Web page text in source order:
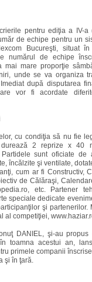
pentru ediţia a IV-a
de echipe pentru un
Bucureşti, situat
numărul de echipe
mai mare proporţie
unde se va organiza
după disputarea
vor fi acordate
cu condiţia să nu fie
2 reprize x 40
sunt oficiate de
încălzite şi ventilate,
cum ar fi Constructiv,
de Călăraşi,
etc. Partener
speciale dedicate
şi partenerilor.
al competiţiei,
DANIEL, şi-au
toamna acestui an,
primele companii
şi în ţară.